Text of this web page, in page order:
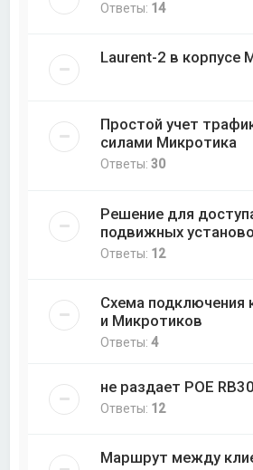
Ответы: 14
Laurent-2 в корпусе
Простой учет
силами Микротика
Ответы:30
Решение для
подвижных
Ответы: 12
Схема подключения
и Микротиков
Ответы:4
не раздает POE
Ответы: 12
Маршрут между